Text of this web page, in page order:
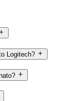
Logitech?